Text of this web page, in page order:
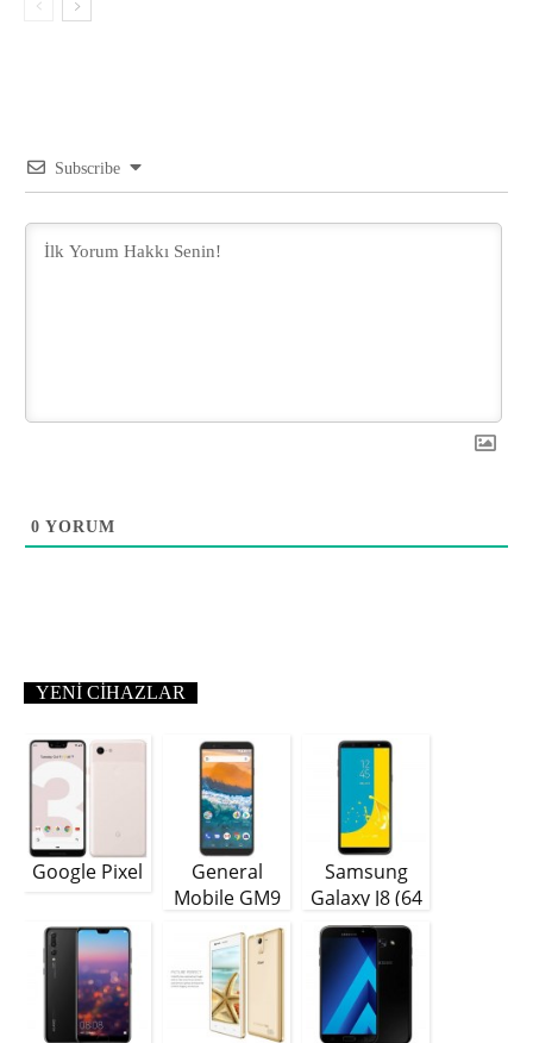
Subscribe
0 YORUM
YENI CIHAZLAR
Google Pixel
General
Mobile GM9
Samsung
Galaxy J8 (64
GB)